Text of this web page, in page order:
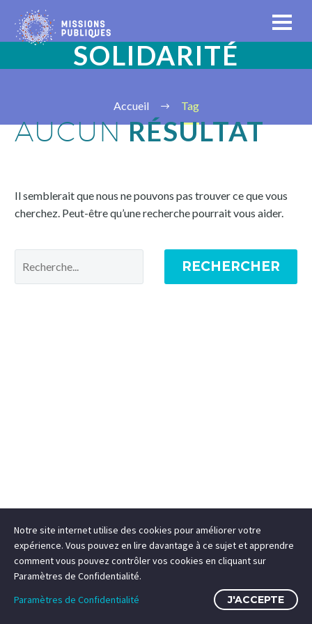
SOLIDARITÉ
Accueil Tag
AUCUNRÉSULTAT
Il semblerait que nous ne pouvons pas trouver ce que vous
cherchez. Peut-être qu’une recherche pourrait vous aider.
RECHERCHER
Notre site internet utilise des cookies pour améliorer votre
expérience. Vous pouvez en lire davantage à ce sujet et apprendre
comment vous pouvez contrôler vos cookies en cliquant sur
Paramètres de Confidentialité.
Paramètres de Confidentialité
J'ACCEPTE